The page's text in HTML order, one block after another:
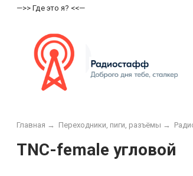
—>> Где это я? <<—
Главная → Переходники, пиги, разъёмы →
TNC-female угловой